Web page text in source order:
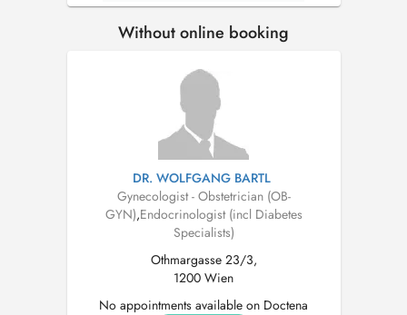
Without online booking
DR. WOLFGANG BARTL
Gynecologist - Obstetrician (OB-
GYN),Endocrinologist (incl Diabetes
Specialists)
Othmargasse 23/3,
1200 Wien
No appointments available on Doctena